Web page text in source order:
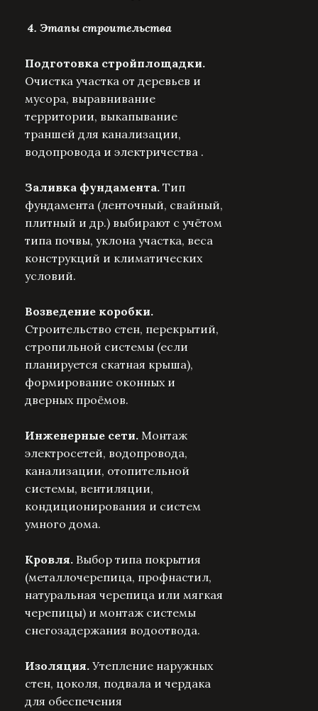
4. Этапы строительства
Подготовка стройплощадки.
Очистка участка от деревьев и
мусора, выравнивание
территории, выкапывание
траншей для канализации,
водопровода и электричества .
Заливка фундамента. Тип
фундамента (ленточный, свайный,
плитный и др.) выбирают с учётом
типа почвы, уклона участка, веса
конструкций и климатических
условий.
Возведение коробки.
Строительство стен, перекрытий,
стропильной системы (если
планируется скатная крыша),
формирование оконных и
дверных проёмов.
Инженерные сети. Монтаж
электросетей, водопровода,
канализации, отопительной
системы, вентиляции,
кондиционирования и систем
умного дома.
Кровля. Выбор типа покрытия
(металлочерепица, профнастил,
натуральная черепица или мягкая
черепицы) и монтаж системы
снегозадержания водоотвода.
Изоляция. Утепление наружных
стен, цоколя, подвала и чердака
для обеспечения